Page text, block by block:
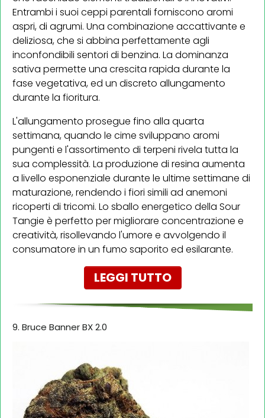
Entrambi i suoi ceppi parentali forniscono aromi
aspri, di agrumi. Una combinazione accattivante e
deliziosa, che si abbina perfettamente agli
inconfondibili sentori di benzina. La dominanza
sativa permette una crescita rapida durante la
fase vegetativa, ed un discreto allungamento
durante la fioritura.
L'allungamento prosegue fino alla quarta
settimana, quando le cime sviluppano aromi
pungenti e l'assortimento di terpeni rivela tutta la
sua complessità. La produzione di resina aumenta
a livello esponenziale durante le ultime settimane di
maturazione, rendendo i fiori simili ad anemoni
ricoperti di tricomi. Lo sballo energetico della Sour
Tangie è perfetto per migliorare concentrazione e
creatività, risollevando l'umore e avvolgendo il
consumatore in un fumo saporito ed esilarante.
LEGGI TUTTO
9. Bruce Banner BX 2.0